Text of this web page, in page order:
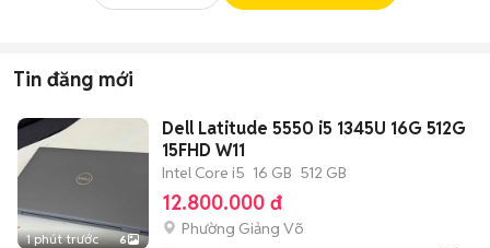
Tin đăng mới
1 phút trước 6
Dell Latitude 5550 i5 1345U 16G 512G
15FHD W11
Intel Core i5 16 GB 512 GB
12.800.000 đ
Phường Giảng Võ